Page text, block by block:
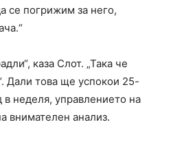
се погрижим за него,
каза Слот. „Така че
Дали това ще успокои 25-
неделя, управлението на
внимателен анализ.